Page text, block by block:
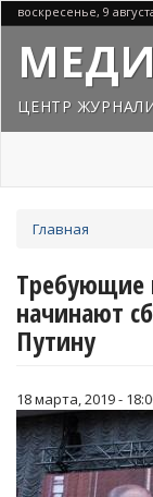
Перейти
к
основному
содержанию
воскресенье, 9
ЦЕНТР
здесь
Главная
Требующие
начинают
Путину
18 марта, 2019 -